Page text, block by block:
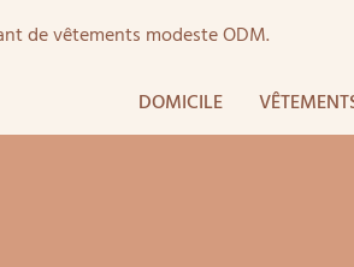
de vêtements modeste ODM.
DOMICILE